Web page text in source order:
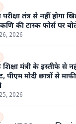
तंत्र से नहीं होगा
की टास्क फोर्स पर
2026
शिक्षा मंत्री के इस्तीफे से
पीएम मोदी छात्रों से
2026